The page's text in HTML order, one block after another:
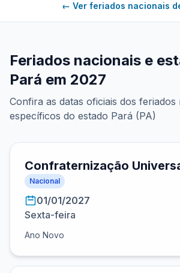
← Ver feriados nacionais
Feriados nacionais e
Pará em 2027
Confira as datas oficiais dos feriados
específicos do estado Pará (PA)
Confraternização
Nacional
01/01/2027
Sexta-feira
Ano Novo